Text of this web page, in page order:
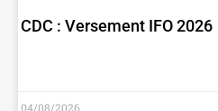
CDC : Versement IFO 2026
04/08/2026